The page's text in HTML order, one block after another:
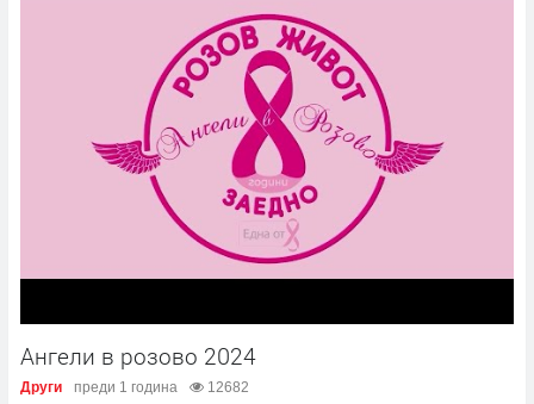
Ангели в розово 2024
Други преди 1 година 12682